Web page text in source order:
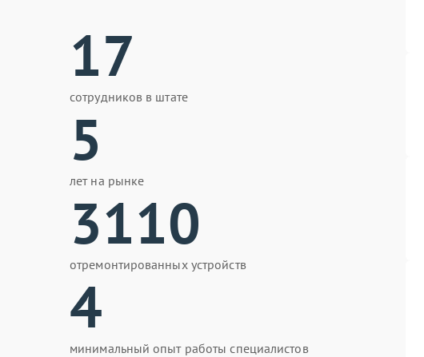
17
сотрудников в штате
5
лет на рынке
3110
отремонтированных устройств
4
минимальный опыт работы специалистов